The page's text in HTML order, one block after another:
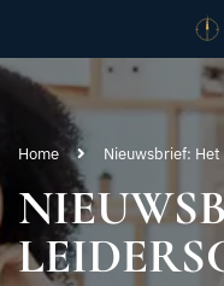
Home Nieuwsbrief: